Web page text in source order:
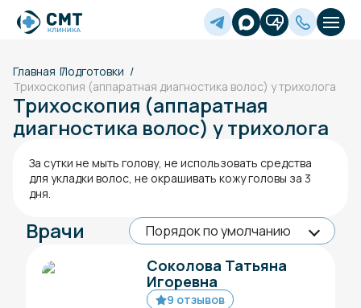
Главная Подготовки
Трихоскопия (аппаратная диагностика волос) у трихолога
Трихоскопия (аппаратная
диагностика волос) у трихолога
За сутки не мыть голову, не использовать средства
для укладки волос, не окрашивать кожу головы за 3
дня.
Врачи
Соколова Татьяна
Игоревна
9 отзывов